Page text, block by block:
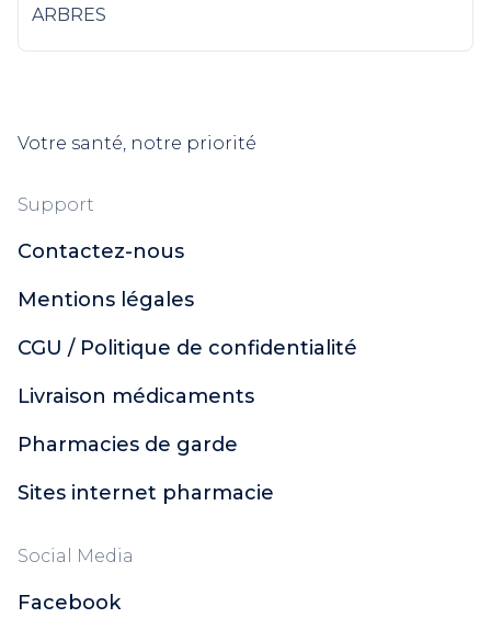
ARBRES
Votre santé, notre priorité
Support
Contactez-nous
Mentions légales
CGU / Politique de confidentialité
Livraison médicaments
Pharmacies de garde
Sites internet pharmacie
Social Media
Facebook